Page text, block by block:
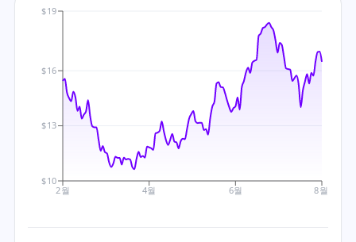
2월 4월 6월 8월
$10
$13
$16
$19